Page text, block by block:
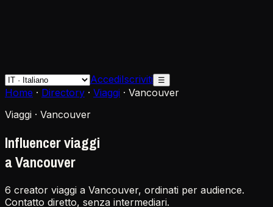
AccediIscriviti ☰
Home · Directory · Viaggi · Vancouver
Viaggi · Vancouver
Influencer viaggi
a Vancouver
6 creator viaggi a Vancouver, ordinati per audience.
Contatto diretto, senza intermediari.